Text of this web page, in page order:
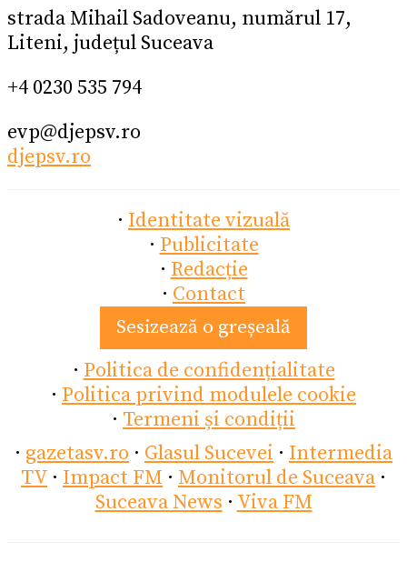
strada Mihail Sadoveanu, numărul 17,
Liteni, județul Suceava
+4 0230 535 794
evp@djepsv.ro
djepsv.ro
· Identitate vizuală
· Publicitate
· Redacție
· Contact
Sesizează o greșeală
· Politica de confidențialitate
· Politica privind modulele cookie
· Termeni și condiții
· gazetasv.ro · Glasul Sucevei · Intermedia
TV · Impact FM · Monitorul de Suceava ·
Suceava News · Viva FM